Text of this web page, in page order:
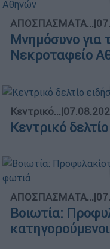
ΑΠΟΣΠΑΣΜΑΤΑ...|
Μνημόσυνο για
Νεκροταφείο
Κεντρικό...|
Κεντρικό
ΑΠΟΣΠΑΣΜΑΤΑ...|
Βοιωτία: